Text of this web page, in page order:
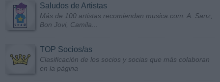
Saludos de Artistas
Más de 100 artistas recomiendan musica.com: A. Sanz,
Bon Jovi, Camila...
TOP Socios/as
Clasificación de los socios y socias que más colaboran
en la página